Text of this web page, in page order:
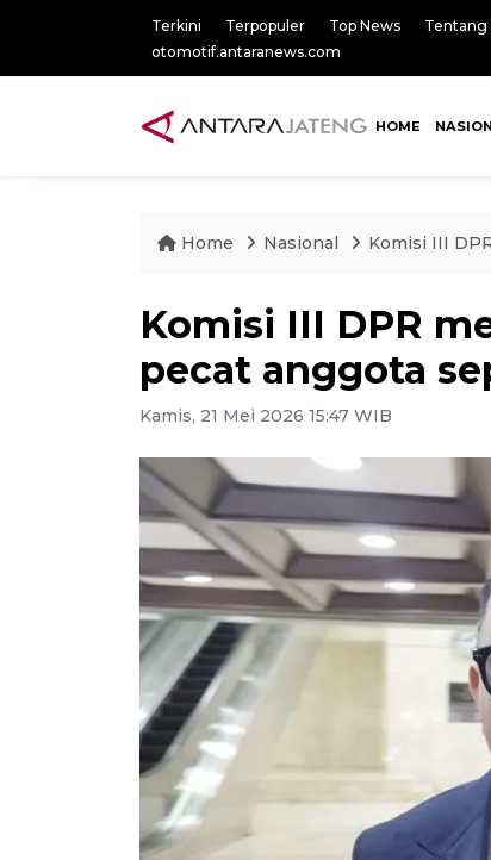
Terkini Terpopuler Top News Tentang
otomotif.antaranews.com
HOME
Home Nasional Komisi III
Komisi III DPR
pecat anggota
Kamis, 21 Mei 2026 15:47 WIB